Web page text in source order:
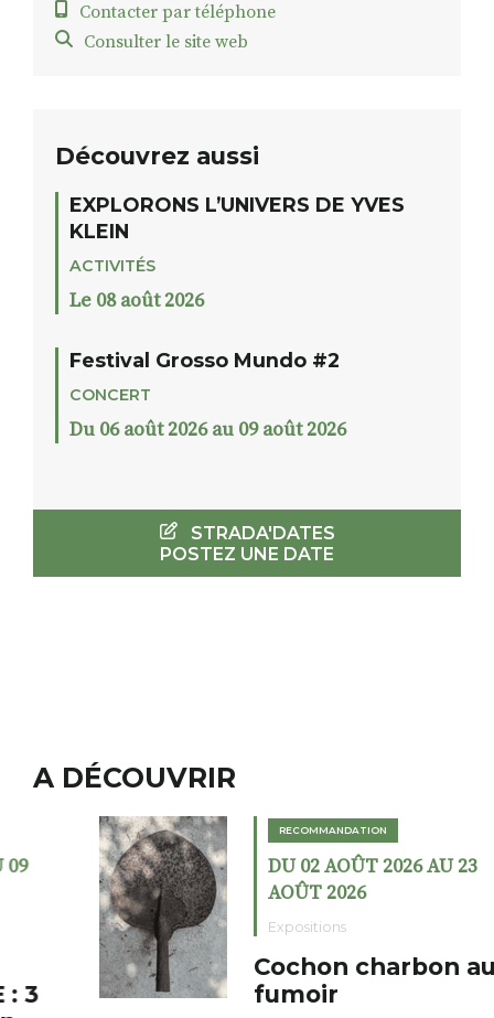
Contacter par téléphone
Consulter le site web
Découvrez aussi
EXPLORONS L’UNIVERS DE YVES
KLEIN
ACTIVITÉS
Le 08 août 2026
Festival Grosso Mundo #2
CONCERT
Du 06 août 2026 au 09 août 2026
STRADA'DATES
POSTEZ UNE DATE
A DÉCOUVRIR
RECOMMANDATION
DU 02 AOÛT 2026 AU 23
AOÛT 2026
Expositions
Cochon charbon au
fumoir